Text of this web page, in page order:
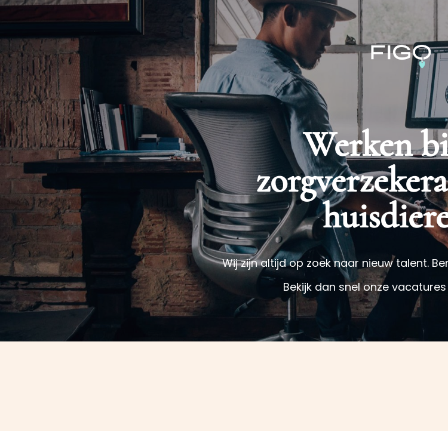
Werken
Wij zijn altijd op zoek naar nieuw talent.
Bekijk dan snel onze